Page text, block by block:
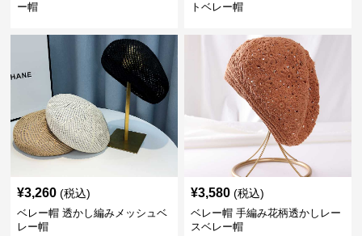
ー帽
トベレー帽
¥3,260 (税込)
ベレー帽 透かし編みメッシュベ
レー帽
¥3,580 (税込)
ベレー帽 手編み花柄透かしレー
スベレー帽